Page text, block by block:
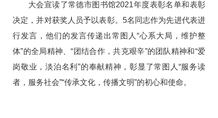
大会宣读了常德市图书馆2021年度表彰名单和表彰
决定，并对获奖人员予以表彰。5名同志作为先进代表进
行发言，他们的发言传递出常图人“心系大局，维护整
体”的全局精神、“团结合作，共克艰辛”的团队精神和“爱
岗敬业，淡泊名利”的奉献精神，彰显了常图人“服务读
者，服务社会”“传承文化，传播文明”的初心和使命。